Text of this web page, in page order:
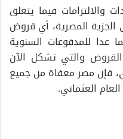
والالتزامات فيما يتعلق
الجزية المصرية، أي قروض
و1891 و1894. وفيما عدا للمدفوعات السنوية
والتي تشكل الآن
فإن مصر معفاة من جميع
العثماني.